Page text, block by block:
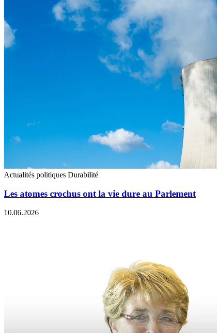
Actualités politiques Durabilité
Les atomes crochus ont la vie dure au Parlement
10.06.2026